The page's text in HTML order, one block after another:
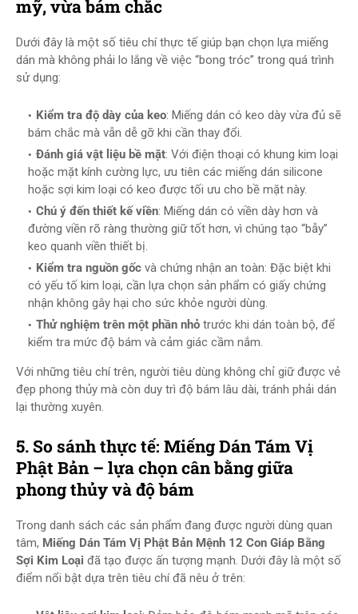
mỹ, vừa bám chắc
Dưới đây là một số tiêu chí thực tế giúp bạn chọn lựa miếng
dán mà không phải lo lắng về việc “bong tróc” trong quá trình
sử dụng:
Kiểm tra độ dày của keo: Miếng dán có keo dày vừa đủ sẽ
bám chắc mà vẫn dễ gỡ khi cần thay đổi.
Đánh giá vật liệu bề mặt: Với điện thoại có khung kim loại
hoặc mặt kính cường lực, ưu tiên các miếng dán silicone
hoặc sợi kim loại có keo được tối ưu cho bề mặt này.
Chú ý đến thiết kế viền: Miếng dán có viền dày hơn và
đường viền rõ ràng thường giữ tốt hơn, vì chúng tạo “bẫy”
keo quanh viền thiết bị.
Kiểm tra nguồn gốc và chứng nhận an toàn: Đặc biệt khi
có yếu tố kim loại, cần lựa chọn sản phẩm có giấy chứng
nhận không gây hại cho sức khỏe người dùng.
Thử nghiệm trên một phần nhỏ trước khi dán toàn bộ, để
kiểm tra mức độ bám và cảm giác cầm nắm.
Với những tiêu chí trên, người tiêu dùng không chỉ giữ được vẻ
đẹp phong thủy mà còn duy trì độ bám lâu dài, tránh phải dán
lại thường xuyên.
5. So sánh thực tế: Miếng Dán Tám Vị
Phật Bản – lựa chọn cân bằng giữa
phong thủy và độ bám
Trong danh sách các sản phẩm đang được người dùng quan
tâm, Miếng Dán Tám Vị Phật Bản Mệnh 12 Con Giáp Bằng
Sợi Kim Loại đã tạo được ấn tượng mạnh. Dưới đây là một số
điểm nổi bật dựa trên tiêu chí đã nêu ở trên: